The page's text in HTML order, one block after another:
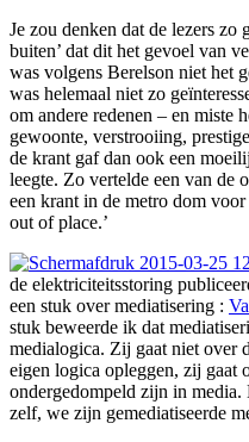
Je zou denken dat de lezers zo
buiten’ dat dit het gevoel van
was volgens Berelson niet het
was helemaal niet zo
om andere redenen – en miste
gewoonte, verstrooiing,
de krant gaf dan ook een
leegte. Zo vertelde een van de
een krant in de metro dom
out of place.’
de elektriciteitsstoring
een stuk over mediatisering :
stuk beweerde ik dat
medialogica. Zij gaat niet over
eigen logica opleggen, zij gaat
ondergedompeld zijn in
zelf, we zijn gemediatiseerde